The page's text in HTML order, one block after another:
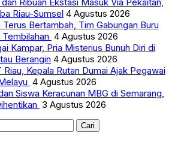
Riau-Sumsel 4 Agustus 2026
Terus Bertambah, Tim Gabungan Buru
4 Agustus 2026
Kampar, Pria Misterius Bunuh Diri di
Berangin 4 Agustus 2026
Kepala Rutan Dumai Ajak Pegawai
4 Agustus 2026
Siswa Keracunan MBG di Semarang,
3 Agustus 2026